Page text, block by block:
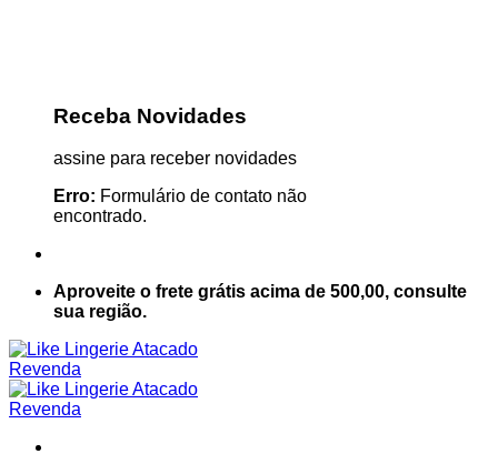
Receba Novidades
assine para receber novidades
Erro: Formulário de contato não
encontrado.
Aproveite o frete grátis acima de 500,00, consulte
sua região.